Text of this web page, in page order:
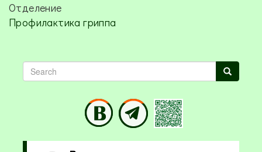
Отделение
Профилактика гриппа
Search Search